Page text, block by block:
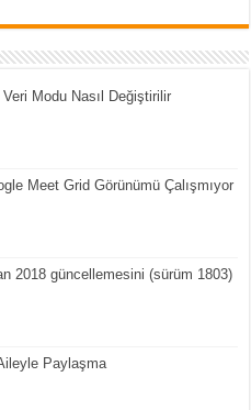
Modu Nasıl Değiştirilir
Meet Grid Görünümü Çalışmıyor
2018 güncellemesini (sürüm 1803)
Paylaşma